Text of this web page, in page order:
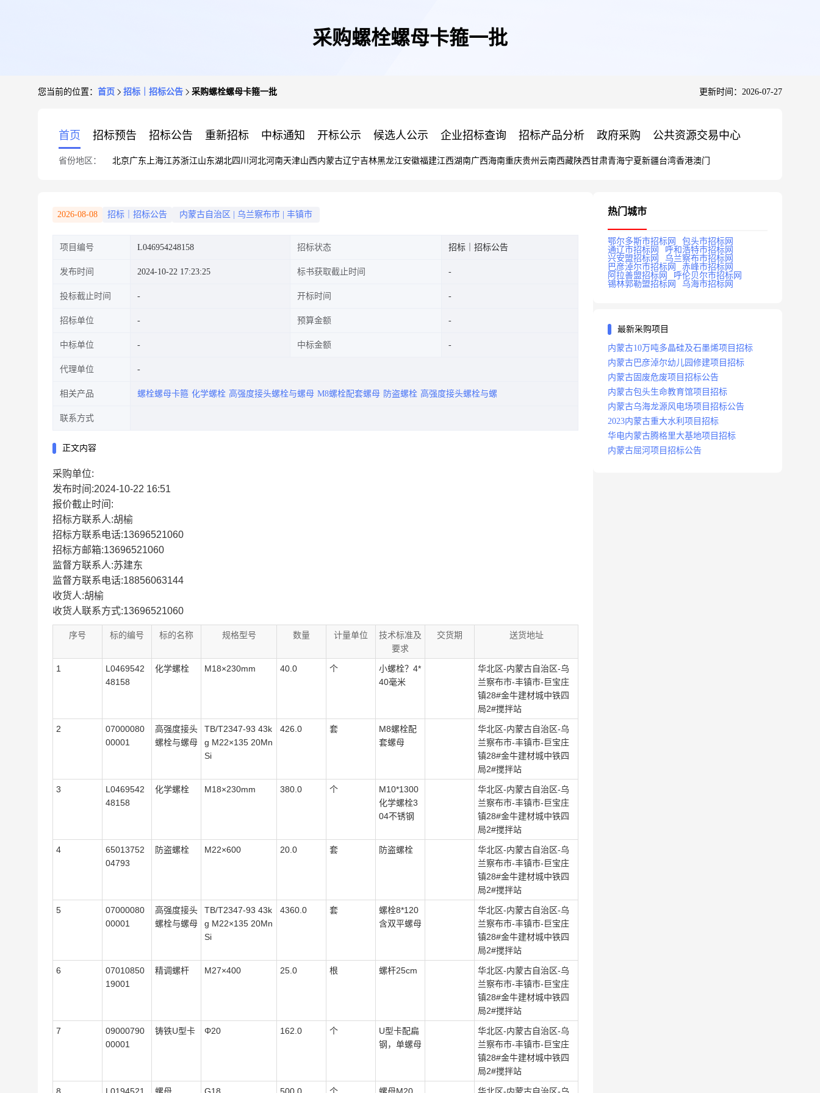
采购螺栓螺母卡箍一批
您当前的位置： 首页 招标｜招标公告 采购螺栓螺母卡箍一批 更新时间：2026-07-27
首页 招标预告 招标公告 重新招标 中标通知 开标公示 候选人公示 企业招标查询 招标产品分析 政府采购 公共资源交易中心
省份地区： 北京广东 上海江苏浙江山东湖北四川 河北河南天津山西内蒙古辽宁吉林黑龙江安徽福建江西湖南广西海南重庆贵州 云南西藏陕西甘肃青海宁夏新疆台湾香港澳门
2026-08-08 招标｜招标公告 内蒙古自治区 乌兰察布市 丰镇市
项目编号 L046954248158 招标状态 招标｜招标公告
发布时间 2024-10-22 17:23:25 标书获取截止时间
投标截止时间 开标时间
招标单位 预算金额
中标单位 中标金额
代理单位
相关产品 螺栓螺母卡箍 化学螺栓 高强度接头螺栓与螺母 M8螺栓配套螺母 防盗螺栓 高强度接头螺栓与螺
联系方式
正文内容
采购单位:
发布时间:2024-10-22 16:51
报价截止时间:
招标方联系人:胡榆
招标方联系电话:13696521060
招标方邮箱:13696521060
监督方联系人:苏建东
监督方联系电话:18856063144
收货人:胡榆
收货人联系方式:13696521060
序号 标的编号 标的名称 规格型号 数量 计量单位
技术标准及
要求
交货期 送货地址
1
L0469542
48158
化学螺栓 M18×230mm 40.0 个
小螺栓？4*
40毫米
华北区-内蒙古自治区-乌
兰察布市-丰镇市-巨宝庄
镇28#金牛建材城中铁四
局2#搅拌站
2
07000080
00001
高强度接头
螺栓与螺母
TB/T2347-93 43k
g M22×135 20Mn
Si
426.0 套
M8螺栓配
套螺母
华北区-内蒙古自治区-乌
兰察布市-丰镇市-巨宝庄
镇28#金牛建材城中铁四
局2#搅拌站
3
L0469542
48158
化学螺栓 M18×230mm 380.0 个
M10*1300
化学螺栓3
04不锈钢
华北区-内蒙古自治区-乌
兰察布市-丰镇市-巨宝庄
镇28#金牛建材城中铁四
局2#搅拌站
4
65013752
04793
防盗螺栓 M22×600 20.0 套 防盗螺栓
华北区-内蒙古自治区-乌
兰察布市-丰镇市-巨宝庄
镇28#金牛建材城中铁四
局2#搅拌站
5
07000080
00001
高强度接头
螺栓与螺母
TB/T2347-93 43k
g M22×135 20Mn
Si
4360.0 套
螺栓8*120
含双平螺母
华北区-内蒙古自治区-乌
兰察布市-丰镇市-巨宝庄
镇28#金牛建材城中铁四
局2#搅拌站
6
07010850
19001
精调螺杆 M27×400 25.0 根 螺杆25cm
华北区-内蒙古自治区-乌
兰察布市-丰镇市-巨宝庄
镇28#金牛建材城中铁四
局2#搅拌站
7
09000790
00001
铸铁U型卡 Φ20 162.0 个
U型卡配扁
钢，单螺母
华北区-内蒙古自治区-乌
兰察布市-丰镇市-巨宝庄
镇28#金牛建材城中铁四
局2#搅拌站
热门城市
鄂尔多斯市招标网
包头市招标网
通辽市招标网
呼和浩特市招标网
兴安盟招标网
乌兰察布市招标网
巴彦淖尔市招标网
赤峰市招标网
阿拉善盟招标网
呼伦贝尔市招标网
锡林郭勒盟招标网
乌海市招标网
最新采购项目
内蒙古10万吨多晶硅及石墨烯项目招标
内蒙古巴彦淖尔幼儿园修建项目招标
内蒙古固废危废项目招标公告
内蒙古包头生命教育馆项目招标
内蒙古乌海龙源风电场项目招标公告
2023内蒙古重大水利项目招标
华电内蒙古腾格里大基地项目招标
内蒙古屈河项目招标公告